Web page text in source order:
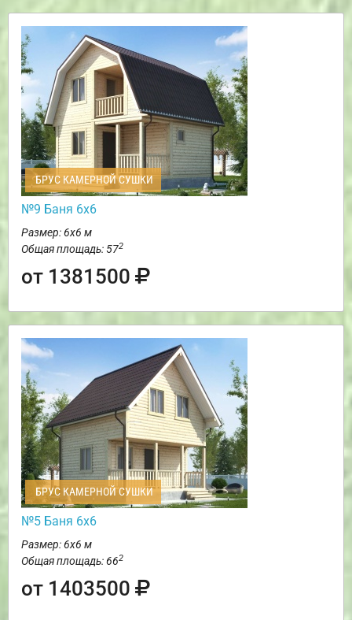
БРУС КАМЕРНОЙ СУШКИ
№9 Баня 6х6
Размер: 6х6 м
Общая площадь: 572
от 1381500
БРУС КАМЕРНОЙ СУШКИ
№5 Баня 6х6
Размер: 6х6 м
Общая площадь: 662
от 1403500